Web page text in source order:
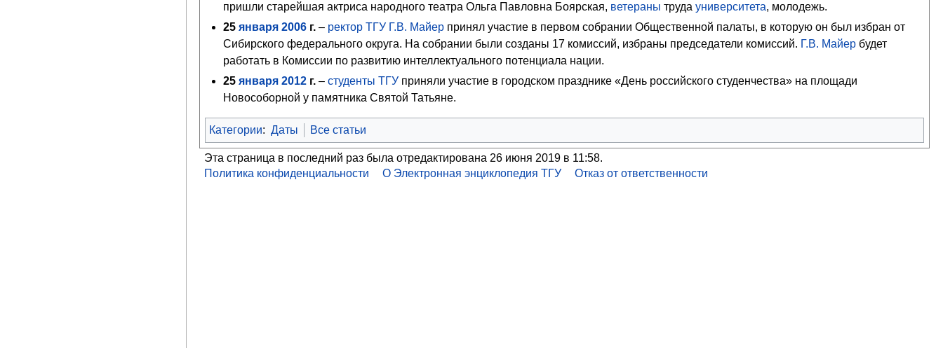
пришли старейшая актриса народного театра Ольга Павловна Боярская, ветераны труда университета, молодежь.
25 января 2006г.– ректор ТГУ Г.В. Майерпринял участие в первом собрании Общественной палаты, в которую он был избран от
Сибирского федерального округа. На собрании были созданы 17 комиссий, избраны председатели комиссий. Г.В. Майербудет
работать в Комиссии по развитию интеллектуального потенциала нации.
25 января 2012г.– студенты ТГУприняли участие в городском празднике «День российского студенчества» на площади
Новособорной у памятника Святой Татьяне.
Категории: Даты Все статьи
Эта страница в последний раз была отредактирована 26 июня 2019 в 11:58.
Политика конфиденциальности
О Электронная энциклопедия ТГУ Отказ от ответственности